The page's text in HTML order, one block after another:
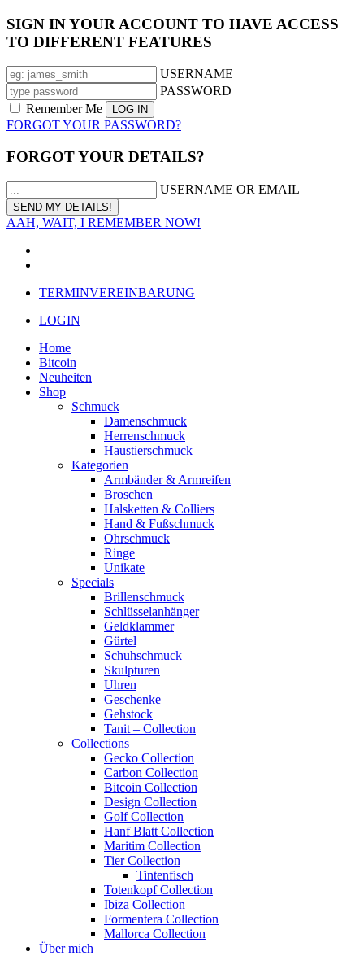
SIGN IN YOUR ACCOUNT TO HAVE ACCESS
TO DIFFERENT FEATURES
USERNAME
PASSWORD
Remember Me
FORGOT YOUR PASSWORD?
FORGOT YOUR DETAILS?
USERNAME OR EMAIL
AAH, WAIT, I REMEMBER NOW!
TERMINVEREINBARUNG
LOGIN
Home
Bitcoin
Neuheiten
Shop
Schmuck
Damenschmuck
Herrenschmuck
Haustierschmuck
Kategorien
Armbänder & Armreifen
Broschen
Halsketten & Colliers
Hand & Fußschmuck
Ohrschmuck
Ringe
Unikate
Specials
Brillenschmuck
Schlüsselanhänger
Geldklammer
Gürtel
Schuhschmuck
Skulpturen
Uhren
Geschenke
Gehstock
Tanit – Collection
Collections
Gecko Collection
Carbon Collection
Bitcoin Collection
Design Collection
Golf Collection
Hanf Blatt Collection
Maritim Collection
Tier Collection
Tintenfisch
Totenkopf Collection
Ibiza Collection
Formentera Collection
Mallorca Collection
Über mich